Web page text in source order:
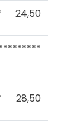
24,50
28,50